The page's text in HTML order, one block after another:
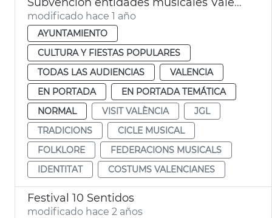
modificado hace 1 año
AYUNTAMIENTO
CULTURA Y FIESTAS POPULARES
TODAS LAS AUDIENCIAS
VALENCIA
EN PORTADA
EN PORTADA TEMÁTICA
NORMAL
VISIT VALÈNCIA
JGL
TRADICIONS
CICLE MUSICAL
FOLKLORE
FEDERACIONS MUSICALS
IDENTITAT
COSTUMS VALENCIANES
Festival 10 Sentidos
modificado hace 2 años